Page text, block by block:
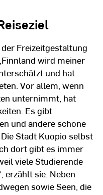
Freizeitgestaltung
wird meiner
und hat
Vor allem, wenn
unternimmt, hat
Es gibt
und andere schöne
Stadt Kuopio selbst
dort gibt es immer
viele Studierende
erzählt sie. Neben
sowie Seen, die